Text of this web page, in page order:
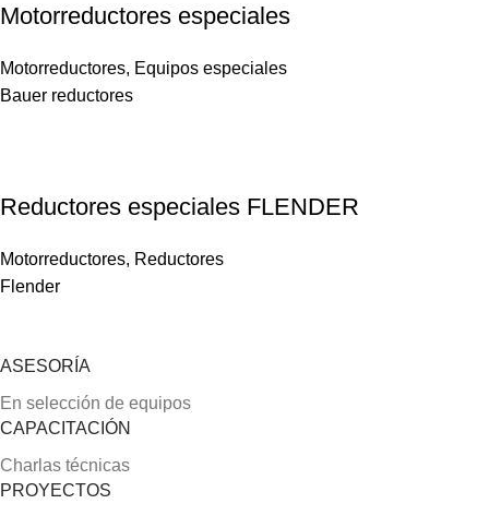
Motorreductores especiales
Motorreductores, Equipos especiales
Bauer reductores
Reductores especiales FLENDER
Motorreductores, Reductores
Flender
ASESORÍA
En selección de equipos
CAPACITACIÓN
Charlas técnicas
PROYECTOS